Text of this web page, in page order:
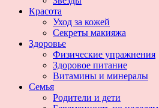
Красота
Уход за кожей
Секреты макияжа
Здоровье
Физические упражнения
Здоровое питание
Витамины и минералы
Семья
Родители и дети